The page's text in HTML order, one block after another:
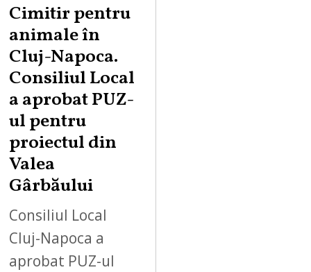
Cimitir pentru
animale în
Cluj-Napoca.
Consiliul Local
a aprobat PUZ-
ul pentru
proiectul din
Valea
Gârbăului
Consiliul Local
Cluj-Napoca a
aprobat PUZ-ul